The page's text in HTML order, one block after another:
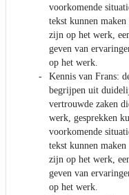
voorkomende
tekst kunnen
zijn op het werk,
geven van
op het werk.
Kennis van Frans:
begrijpen uit
vertrouwde zaken
werk, gesprekken
voorkomende
tekst kunnen
zijn op het werk,
geven van
op het werk.